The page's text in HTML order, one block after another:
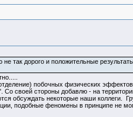
так дорого и положительные
побочных физических эффектов
Со своей стороны добавлю - на
обсуждать некоторые наши коллеги.
подобные феномены в принципе не